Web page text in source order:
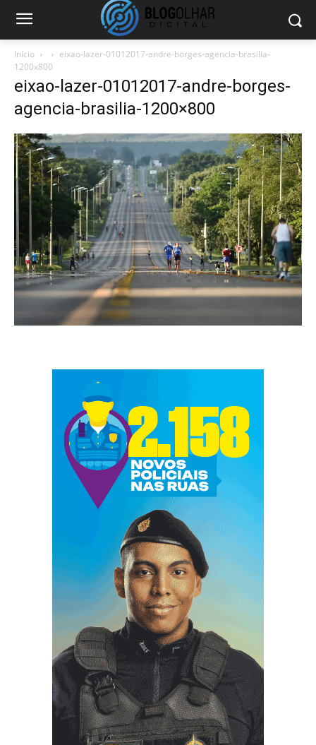
Início
eixao-lazer-01012017-andre-borges-agencia-brasilia-
1200x800
eixao-lazer-01012017-andre-borges-
agencia-brasilia-1200×800